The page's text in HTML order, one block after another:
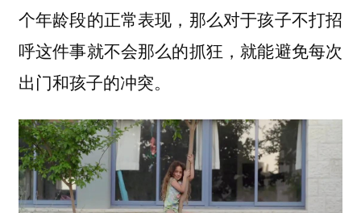
个年龄段的正常表现，那么对于孩子不打招
呼这件事就不会那么的抓狂，就能避免每次
出门和孩子的冲突。